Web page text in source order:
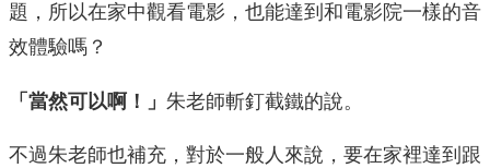
題，所以在家中觀看電影，也能達到和電影院一樣的音
效體驗嗎？
「當然可以啊！」 朱老師斬釘截鐵的說。
不過朱老師也補充，對於一般人來說，要在家裡達到跟